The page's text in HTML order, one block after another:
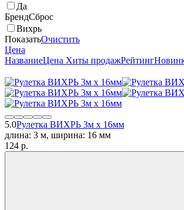
Да
БрендСброс
Вихрь
ПоказатьОчистить
Цена
НазваниеЦена Хиты продажРейтинг
5.0Рулетка ВИХРЬ 3м х 16мм
длина: 3 м, ширина: 16 мм
124 p.